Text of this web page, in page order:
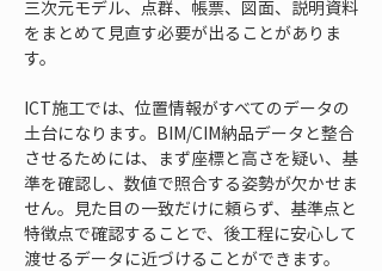
三次元モデル、点群、帳票、図面、説明資料
をまとめて見直す必要が出ることがありま
す。
ICT施工では、位置情報がすべてのデータの
土台になります。BIM/CIM納品データと整合
させるためには、まず座標と高さを疑い、基
準を確認し、数値で照合する姿勢が欠かせま
せん。見た目の一致だけに頼らず、基準点と
特徴点で確認することで、後工程に安心して
渡せるデータに近づけることができます。